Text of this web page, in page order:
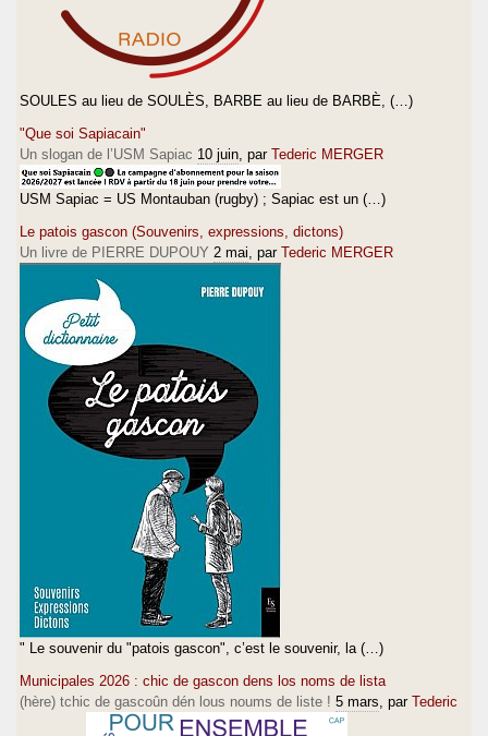
SOULES au lieu de SOULÈS, BARBE au lieu de BARBÈ, (…)
"Que soi Sapiacain"
Un slogan de l’USM Sapiac 10 juin, par Tederic MERGER
USM Sapiac = US Montauban (rugby) ; Sapiac est un (…)
Le patois gascon (Souvenirs, expressions, dictons)
Un livre de PIERRE DUPOUY 2 mai, par Tederic MERGER
" Le souvenir du "patois gascon", c’est le souvenir, la (…)
Municipales 2026 : chic de gascon dens los noms de lista
(hère) tchic de gascoûn dén lous noums de liste ! 5 mars, par Tederic